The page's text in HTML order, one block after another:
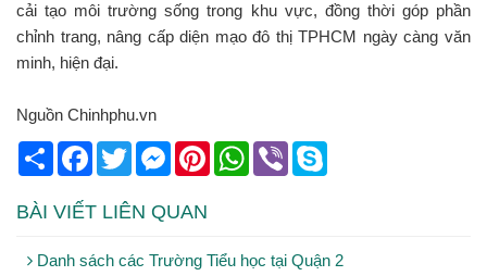
cải tạo môi trường sống trong khu vực, đồng thời góp phần
chỉnh trang, nâng cấp diện mạo đô thị TPHCM ngày càng văn
minh, hiện đại.
Nguồn Chinhphu.vn
Share Facebook
TwitterMessenger
PinterestWhatsApp
Viber
BÀI VIẾT LIÊN QUAN
Danh sách các Trường Tiểu học tại Quận 2